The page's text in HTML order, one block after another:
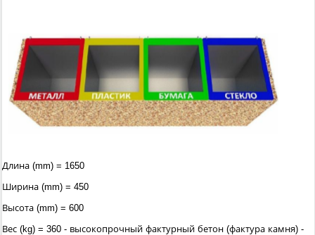
Длина (mm) = 1650
Ширина (mm) = 450
Высота (mm) = 600
Вес (kg) = 360 - высокопрочный фактурный бетон (фактура камня) -